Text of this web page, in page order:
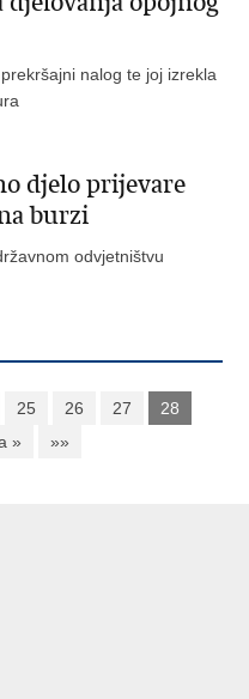
nalog te joj izrekla
djelo prijevare
burzi
odvjetništvu
25 26 27
28
» »»